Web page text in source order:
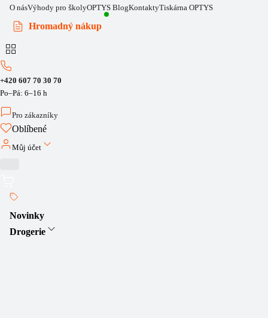
O násVýhody pro školyOPTYS BlogKontaktyTiskárna OPTYS
Hromadný nákup
+420 607 70 30 70
Po–Pá: 6–16 h
Pro zákazníky
Oblíbené
Můj účet
Novinky
Drogerie